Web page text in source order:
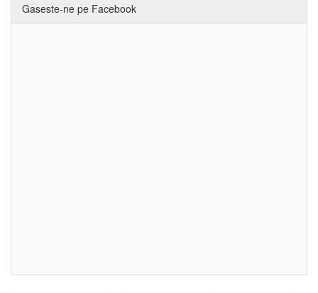
Gaseste-ne pe Facebook